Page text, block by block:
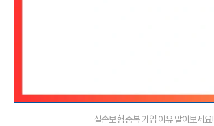
실손보험 중복 가입 이유 알아보세요!